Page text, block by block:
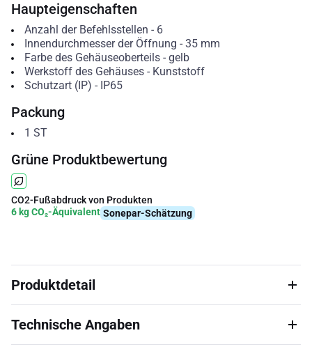
Haupteigenschaften
Anzahl der Befehlsstellen - 6
Innendurchmesser der Öffnung - 35 mm
Farbe des Gehäuseoberteils- gelb
Werkstoff des Gehäuses- Kunststoff
Schutzart (IP) - IP65
Packung
1 ST
Grüne Produktbewertung
CO2-Fußabdruck von Produkten
6 kg CO₂-Äquivalent Sonepar-Schätzung
Produktdetail
Technische Angaben